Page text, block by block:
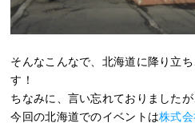
そんなこんなで、北海道に降り立
す！
ちなみに、言い忘れておりましたが
今回の北海道でのイベントは株式